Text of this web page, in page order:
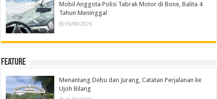
Mobil Anggota Polisi Tabrak Motor di Bone, Balita 4
Tahun Meninggal
06/08/2026
Feature
Menantang Debu dan Jurang, Catatan Perjalanan ke
Ujoh Bilang